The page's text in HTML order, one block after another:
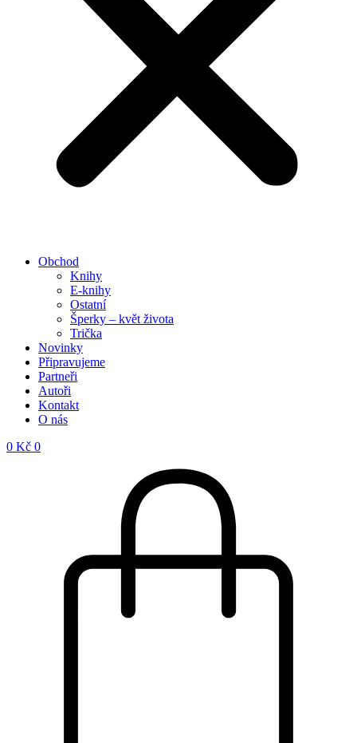
Obchod
Knihy
E-knihy
Ostatní
Šperky – květ života
Trička
Novinky
Připravujeme
Partneři
Autoři
Kontakt
O nás
0 Kč 0